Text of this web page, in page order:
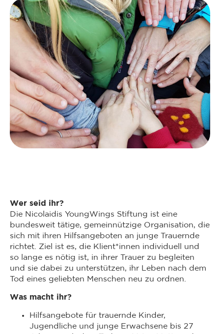
Wer seid ihr?
Die Nicolaidis YoungWings Stiftung ist eine
bundesweit tätige, gemeinnützige Organisation, die
sich mit ihren Hilfsangeboten an junge Trauernde
richtet. Ziel ist es, die Klient*innen individuell und
so lange es nötig ist, in ihrer Trauer zu begleiten
und sie dabei zu unterstützen, ihr Leben nach dem
Tod eines geliebten Menschen neu zu ordnen.
Was macht ihr?
Hilfsangebote für trauernde Kinder,
Jugendliche und junge Erwachsene bis 27